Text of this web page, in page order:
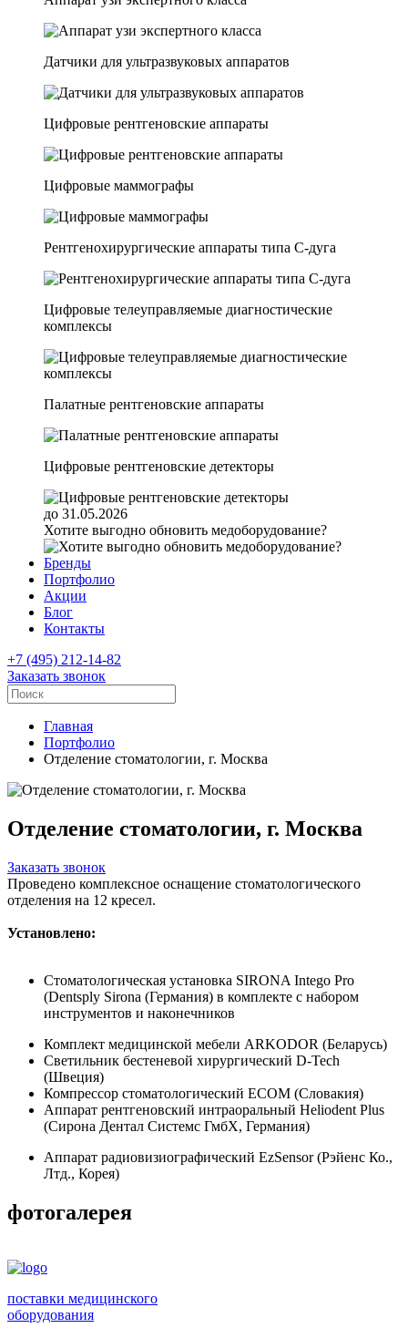
Датчики для ультразвуковых аппаратов
Цифровые рентгеновские аппараты
Цифровые маммографы
Рентгенохирургические аппараты типа C-дуга
Цифровые телеуправляемые диагностические
комплексы
Палатные рентгеновские аппараты
Цифровые рентгеновские детекторы
до 31.05.2026
Хотите выгодно обновить медоборудование?
Бренды
Портфолио
Акции
Блог
Контакты
+7 (495) 212-14-82
Заказать звонок
Главная
Портфолио
Отделение стоматологии, г. Москва
Отделение стоматологии, г. Москва
Заказать звонок
Проведено комплексное оснащение стоматологического
отделения на 12 кресел.
Установлено:
Стоматологическая установка SIRONA Intego Pro
(Dentsply Sirona (Германия) в комплекте с набором
инструментов и наконечников
Комплект медицинской мебели ARKODOR (Беларусь)
Светильник бестеневой хирургический D-Tech
(Швеция)
Компрессор стоматологический ECOM (Словакия)
Аппарат рентгеновский интраоральный Heliodent Plus
(Сирона Дентал Системс ГмбХ, Германия)
Аппарат радиовизиографический EzSensor (Рэйенс Ко.,
Лтд., Корея)
фотогалерея
поставки медицинского
оборудования